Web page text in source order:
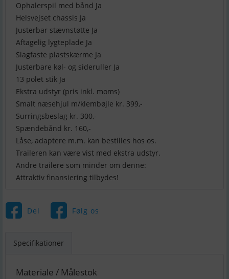
Ophalerspil med bånd Ja
Helsvejset chassis Ja
Justerbar stævnstøtte Ja
Aftagelig lygteplade Ja
Slagfaste plastskærme Ja
Justerbare køl- og sideruller Ja
13 polet stik Ja
Ekstra udstyr (pris inkl. moms)
Smalt næsehjul m/klembøjle kr. 399,-
Surringsbeslag kr. 300,-
Spændebånd kr. 160,-
Låse, adaptere m.m. kan bestilles hos os.
Traileren kan være vist med ekstra udstyr.
Andre trailere som minder om denne:
Attraktiv finansiering tilbydes!
Del Følg os
Specifikationer
Materiale / Målestok